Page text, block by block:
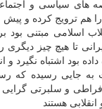
های سیاسی و
هم ترویج كرده و پیش
اسلامی مبتنی بود
تا هیچ چیز دیگری
بود اشتباه نگیرد و
جایی رسیده كه
و سلبرتی
هستند